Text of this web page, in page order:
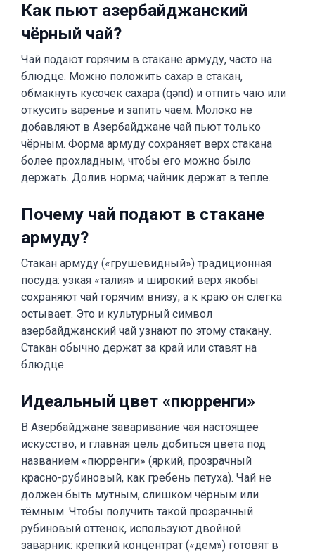
Как пьют азербайджанский
чёрный чай?
Чай подают горячим в стакане армуду, часто на
блюдце. Можно положить сахар в стакан,
обмакнуть кусочек сахара (qənd) и отпить чаю или
откусить варенье и запить чаем. Молоко не
добавляют в Азербайджане чай пьют только
чёрным. Форма армуду сохраняет верх стакана
более прохладным, чтобы его можно было
держать. Долив норма; чайник держат в тепле.
Почему чай подают в стакане
армуду?
Стакан армуду («грушевидный») традиционная
посуда: узкая «талия» и широкий верх якобы
сохраняют чай горячим внизу, а к краю он слегка
остывает. Это и культурный символ
азербайджанский чай узнают по этому стакану.
Стакан обычно держат за край или ставят на
блюдце.
Идеальный цвет «пюрренги»
В Азербайджане заваривание чая настоящее
искусство, и главная цель добиться цвета под
названием «пюрренги» (яркий, прозрачный
красно-рубиновый, как гребень петуха). Чай не
должен быть мутным, слишком чёрным или
тёмным. Чтобы получить такой прозрачный
рубиновый оттенок, используют двойной
заварник: крепкий концентрат («дем») готовят в